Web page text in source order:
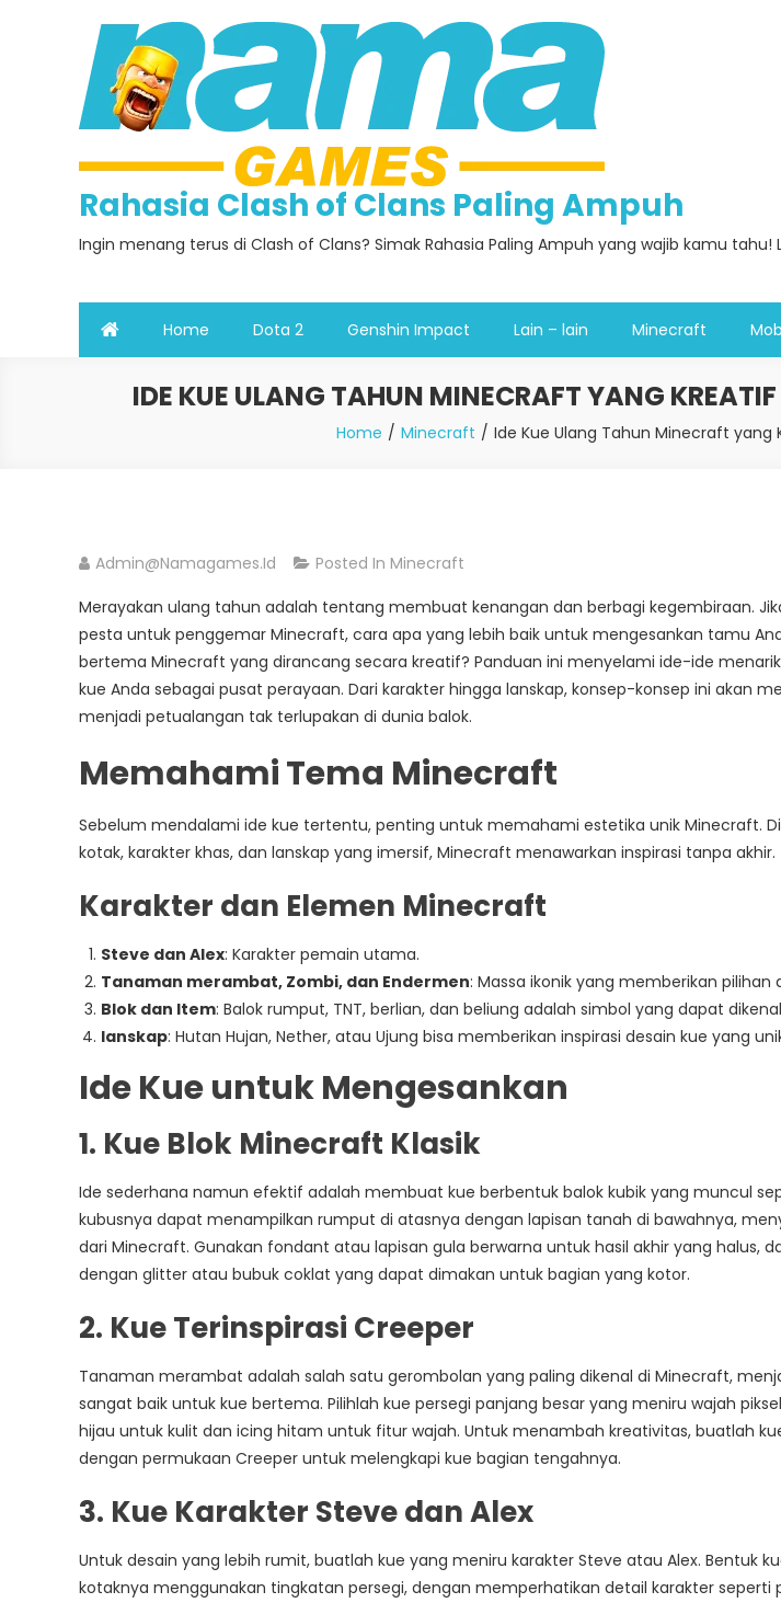
Rahasia Clash of Clans Paling Ampuh
Ingin menang terus di Clash of Clans? Simak Rahasia Paling Ampuh yang wajib kamu
Home Dota 2 Genshin Impact Lain – lain Minecraft
IDE KUE ULANG TAHUN MINECRAFT YANG
Home Minecraft Ide Kue Ulang Tahun Minecraft
Admin@namagames.id Posted In Minecraft
Merayakan ulang tahun adalah tentang membuat kenangan dan berbagi kegembiraan.
pesta untuk penggemar Minecraft, cara apa yang lebih baik untuk mengesankan tamu
bertema Minecraft yang dirancang secara kreatif? Panduan ini menyelami ide-ide
kue Anda sebagai pusat perayaan. Dari karakter hingga lanskap, konsep-konsep ini akan
menjadi petualangan tak terlupakan di dunia balok.
Memahami Tema Minecraft
Sebelum mendalami ide kue tertentu, penting untuk memahami estetika unik Minecraft.
kotak, karakter khas, dan lanskap yang imersif, Minecraft menawarkan inspirasi tanpa akhir.
Karakter dan Elemen Minecraft
Steve dan Alex: Karakter pemain utama.
Tanaman merambat, Zombi, dan Endermen: Massa ikonik yang memberikan pilihan
Blok dan Item: Balok rumput, TNT, berlian, dan beliung adalah simbol yang dapat
lanskap: Hutan Hujan, Nether, atau Ujung bisa memberikan inspirasi desain kue yang
Ide Kue untuk Mengesankan
1. Kue Blok Minecraft Klasik
Ide sederhana namun efektif adalah membuat kue berbentuk balok kubik yang muncul
kubusnya dapat menampilkan rumput di atasnya dengan lapisan tanah di bawahnya,
dari Minecraft. Gunakan fondant atau lapisan gula berwarna untuk hasil akhir yang halus,
dengan glitter atau bubuk coklat yang dapat dimakan untuk bagian yang kotor.
2. Kue Terinspirasi Creeper
Tanaman merambat adalah salah satu gerombolan yang paling dikenal di Minecraft,
sangat baik untuk kue bertema. Pilihlah kue persegi panjang besar yang meniru wajah
hijau untuk kulit dan icing hitam untuk fitur wajah. Untuk menambah kreativitas, buatlah
dengan permukaan Creeper untuk melengkapi kue bagian tengahnya.
3. Kue Karakter Steve dan Alex
Untuk desain yang lebih rumit, buatlah kue yang meniru karakter Steve atau Alex. Bentuk
kotaknya menggunakan tingkatan persegi, dengan memperhatikan detail karakter seperti